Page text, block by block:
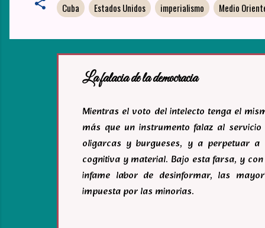
Cuba Estados Unidos imperialismo Medio
La falacia de la democracia
Mientras el voto del intelecto tenga el
más que un instrumento falaz al
oligarcas y burgueses, y a perpetuar
cognitiva y material. Bajo esta farsa, y
infame labor de desinformar, las
impuesta por las minorias.